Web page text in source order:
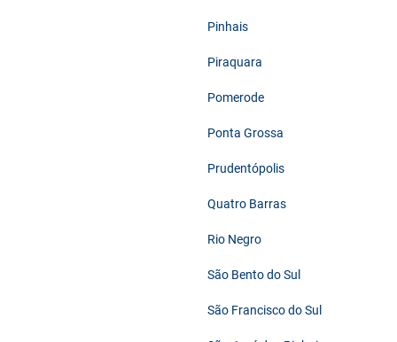
Pinhais
Piraquara
Pomerode
Ponta Grossa
Prudentópolis
Quatro Barras
Rio Negro
São Bento do Sul
São Francisco do Sul